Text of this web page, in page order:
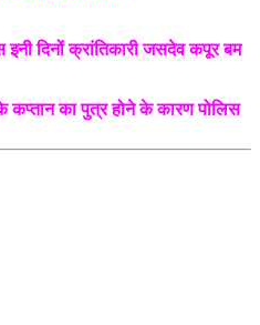
दिनों क्रांतिकारी जसदेव कपूर बम
कप्तान का पुत्र होने के कारण पोलिस